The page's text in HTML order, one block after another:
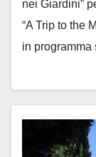
nei Giardini”
“A Trip to the
in